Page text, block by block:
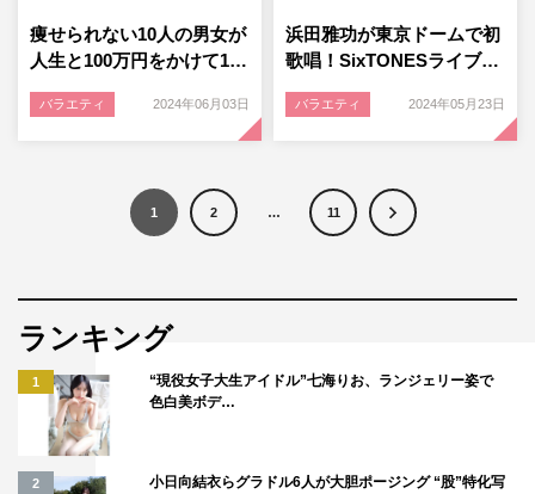
痩せられない10人の男女が
人生と100万円をかけて1…
バラエティ 2024年06月03日
浜田雅功が東京ドームで初
歌唱！SixTONESライブ…
バラエティ 2024年05月23日
1 2 … 11
ランキング
1
“現役女子大生アイドル”七海りお、ランジェリー姿で
色白美ボデ…
2
小日向結衣らグラドル6人が大胆ポージング “股”特化写